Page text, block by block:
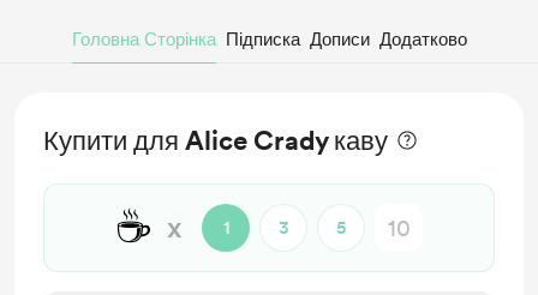
Головна Сторінка Підписка Дописи Додатково
Купити для Alice Crady каву
☕ x 1 3 5